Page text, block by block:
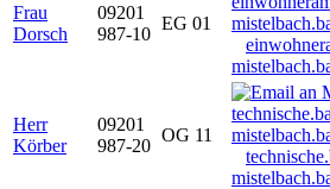
Frau
Dorsch
09201
987-10
EG 01
Herr
Körber
09201
987-20
OG 11